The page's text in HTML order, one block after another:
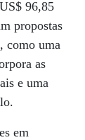
96,85
propostas
como uma
as
e uma
em